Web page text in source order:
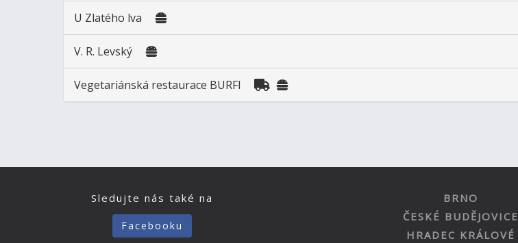
U Zlatého lva
V. R. Levský
Vegetariánská restaurace BURFI
Sledujte nás také na
Facebooku
BRNO
ČESKÉ BUDĚJOVICE
HRADEC KRÁLOVÉ